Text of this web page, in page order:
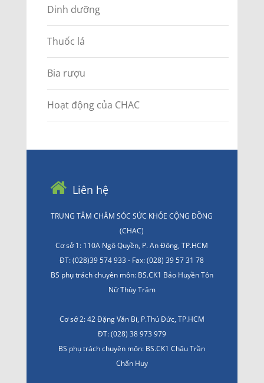
Dinh dưỡng
Thuốc lá
Bia rượu
Hoạt động của CHAC
Liên hệ
TRUNG TÂM CHĂM SÓC SỨC KHỎE CỘNG ĐỒNG
(CHAC)
Cơ sở 1: 110A Ngô Quyền, P. An Đông, TP.HCM
ĐT: (028)39 574 933 - Fax: (028) 39 57 31 78
BS phụ trách chuyên môn: BS.CK1 Bảo Huyền Tôn
Nữ Thùy Trâm
Cơ sở 2: 42 Đặng Văn Bi, P.Thủ Đức, TP.HCM
ĐT: (028) 38 973 979
BS phụ trách chuyên môn: BS.CK1 Châu Trần
Chấn Huy